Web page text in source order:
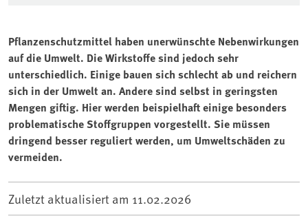
Pflanzenschutzmittel haben unerwünschte Nebenwirkungen
auf die Umwelt. Die Wirkstoffe sind jedoch sehr
unterschiedlich. Einige bauen sich schlecht ab und reichern
sich in der Umwelt an. Andere sind selbst in geringsten
Mengen giftig. Hier werden beispielhaft einige besonders
problematische Stoffgruppen vorgestellt. Sie müssen
dringend besser reguliert werden, um Umweltschäden zu
vermeiden.
Zuletzt aktualisiert am 11.02.2026